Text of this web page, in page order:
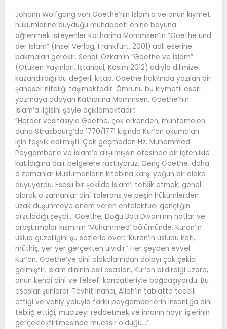
Johann Wolfgang von Goethe’nin İslam’a ve onun kıymet
hükümlerine duyduğu muhabbeti enine boyuna
öğrenmek isteyenler Katharina Mommsen’in “Goethe und
der Islam” (Insel Verlag, Frankfurt, 2001) adlı eserine
bakmaları gerekir. Senail Özkan’ın “Goethe ve İslam”
(Ötüken Yayınları, İstanbul, Kasım 2012) adıyla dilimize
kazandırdığı bu değerli kitap, Goethe hakkında yazılan bir
şaheser niteliği taşımaktadır. Ömrünü bu kıymetli eseri
yazmaya adayan Katharina Mommsen, Goethe’nin
İslam’a ilgisini şöyle açıklamaktadır:
“Herder vasıtasıyla Goethe, çok erkenden, muhtemelen
daha Strasbourg’da 1770/1771 kışında Kur’an okumaları
için teşvik edilmişti. Çok geçmeden Hz. Muhammed
Peygamber’e ve İslam’a alışılmışsın ötesinde bir içtenlikle
katıldığına dair belgelere rastlıyoruz. Genç Goethe, daha
o zamanlar Müslümanların kitabına karşı yoğun bir alaka
duyuyordu. Esaslı bir şekilde İslam’ı tetkik etmek, genel
olarak o zamanlar dinî tolerans ve peşin hükümlerden
uzak düşünmeye önem veren entelektüel gençliğin
arzuladığı şeydi… Goethe, Doğu Batı Divanı’nın notlar ve
araştırmalar kısmının ‘Muhammed’ bölümünde, Kuran’ın
üslup güzelliğini şu sözlerle över: ‘Kuran’ın üslubu kati,
müthiş, yer yer gerçekten ulvidir.’ Her şeyden evvel
Kur’an, Goethe’ye dinî alakalarından dolayı çok çekici
gelmiştir. İslam dininin asıl esasları, Kur’an bildirdiği üzere,
onun kendi dinî ve felsefi kanaatleriyle bağdaşıyordu. Bu
esaslar şunlardı: Tevhit inancı, Allah’ın tabiatta tecelli
ettiği ve vahiy yoluyla farklı peygamberlerin insanlığa dini
tebliğ ettiği, mucizeyi reddetmek ve imanın hayır işlerinin
gerçekleştirilmesinde müessir olduğu…”